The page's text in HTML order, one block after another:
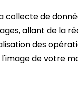
collecte de
allant de la
des
de votre